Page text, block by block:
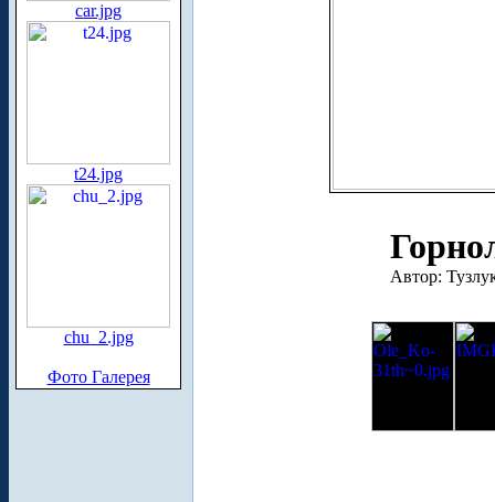
car.jpg
t24.jpg
chu_2.jpg
Фото Галерея
Автор: